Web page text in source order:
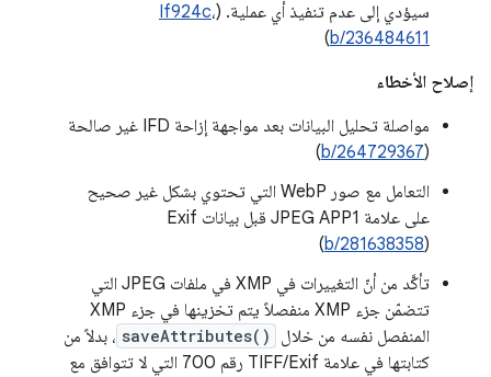
سيؤدي إلى عدم تنفيذ أي عملية. ( If924c،
b/236484611
)
إصلاح الأخطاء
مواصلة تحليل البيانات بعد مواجهة إزاحة IFD غير صالحة
(
b/264729367
)
التعامل مع صور WebP التي تحتوي بشكل غير صحيح
على علامة JPEG APP1 قبل بيانات Exif
(b/281638358)
تأكَّد من أنّ التغييرات في XMP في ملفات JPEG التي
تتضمّن جزء XMP منفصلاً يتم تخزينها في جزء XMP
المنفصل نفسه من خلال
saveAttributes() ، بدلاً من
كتابتها في علامة TIFF/Exif رقم 700 التي لا تتوافق مع